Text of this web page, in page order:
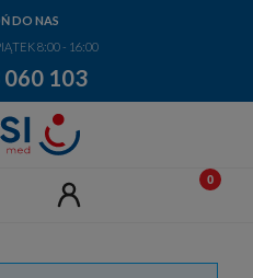
DO NAS
8:00 - 16:00
060 103